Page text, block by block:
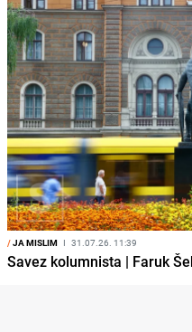
/JA MISLIM I 31.07.26. 11:39
Savez kolumnista | Faruk